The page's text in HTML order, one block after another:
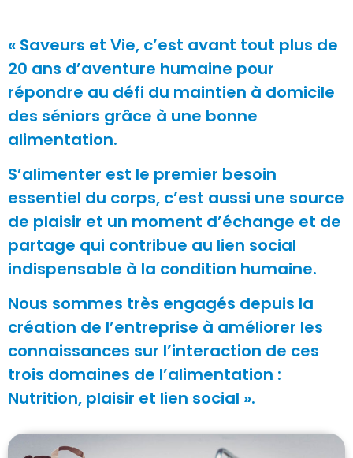
« Saveurs et Vie, c’est avant tout plus de
20 ans d’aventure humaine pour
répondre au défi du maintien à domicile
des séniors grâce à une bonne
alimentation.
S’alimenter est le premier besoin
essentiel du corps, c’est aussi une source
de plaisir et un moment d’échange et de
partage qui contribue au lien social
indispensable à la condition humaine.
Nous sommes très engagés depuis la
création de l’entreprise à améliorer les
connaissances sur l’interaction de ces
trois domaines de l’alimentation :
Nutrition, plaisir et lien social ».